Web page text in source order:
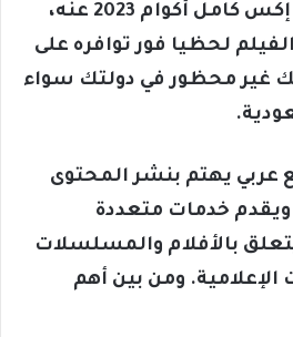
مشاهدة فيلم مستر إكس كامل أكوام 2023 عنه،
لحظيا فور توافره على
غير محظور في دولتك سواء
عربي يهتم بنشر المحتوى
ويقدم خدمات متعددة
بالأفلام والمسلسلات
الإعلامية. ومن بين أهم